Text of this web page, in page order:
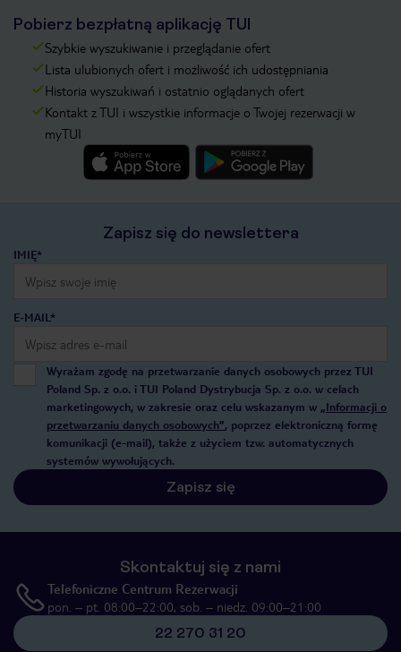
Pobierz bezpłatną aplikację TUI
Szybkie wyszukiwanie i przeglądanie ofert
Lista ulubionych ofert i możliwość ich udostępniania
Historia wyszukiwań i ostatnio oglądanych ofert
Kontakt z TUI i wszystkie informacje o Twojej rezerwacji w
myTUI
Zapisz się do newslettera
IMIĘ*
E-MAIL*
Wyrażam zgodę na przetwarzanie danych osobowych przez TUI
Poland Sp. z o.o. i TUI Poland Dystrybucja Sp. z o.o. w celach
marketingowych, w zakresie oraz celu wskazanym w „Informacji o
przetwarzaniu danych osobowych”, poprzez elektroniczną formę
komunikacji (e-mail), także z użyciem tzw. automatycznych
systemów wywołujących.
Zapisz się
Skontaktuj się z nami
Telefoniczne Centrum Rezerwacji
pon. – pt. 08:00–22:00, sob. – niedz. 09:00–21:00
22 270 31 20